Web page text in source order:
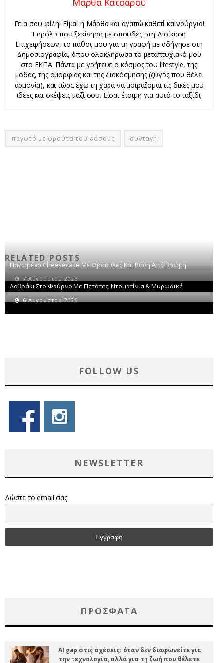
Μάρθα Κατσαρού
Γεια σου φίλη! Είμαι η Μάρθα και αγαπώ καθετί καινούργιο!
Παρόλο που ξεκίνησα με σπουδές στη Διοίκηση
Επιχειρήσεων, το πάθος μου για τη γραφή με οδήγησε στη
Δημοσιογραφία, όπου ολοκλήρωσα το μεταπτυχιακό μου
στο ΕΚΠΑ. Πάντα με γοήτευε ο κόσμος του lifestyle, της
μόδας, της ομορφιάς και της διακόσμησης (ζυγός που θέλει
αρμονία), και τώρα έχω τη χαρά να μοιράζομαι τις δικές μου
ιδέες και σκέψεις μαζί σου. Είσαι έτοιμη για αυτό το ταξίδι;
παγωτό με φρούτα του δάσους συνταγή
RELATED POSTS
Παγωμένο Cheesecake Με Φράουλες Και Βάση Από Βρώμη
7 Αυγούστου 2026
Λαβράκι Στο Φούρνο Με Πατάτες, Ντοματίνια & Μυρωδικά
6 Αυγούστου 2026
FOLLOW US
NEWSLETTER
Δώστε το email σας
ΠΡΌΣΦΑΤΑ
AI gap στις σχέσεις: όταν δεν διαφωνείτε για
την τεχνολογία, αλλά για τη ζωή που θέλετε